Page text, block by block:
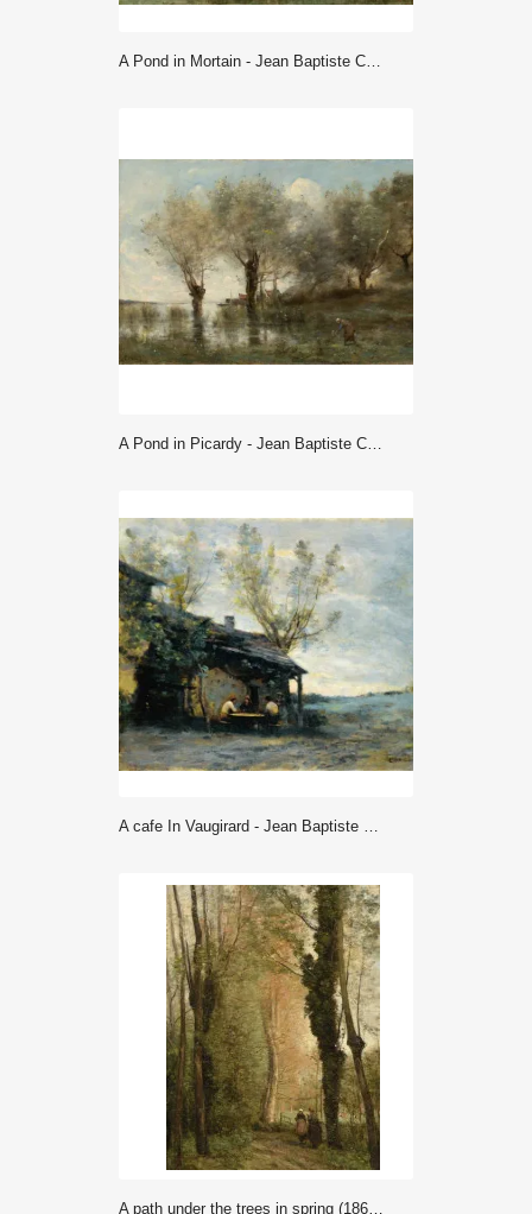
A Pond in Mortain - Jean Baptiste Camille Corot
A Pond in Picardy - Jean Baptiste Camille Corot
A cafe In Vaugirard - Jean Baptiste Camille Corot
A path under the trees in spring (1860-1870) - Jean Baptiste Camille Corot